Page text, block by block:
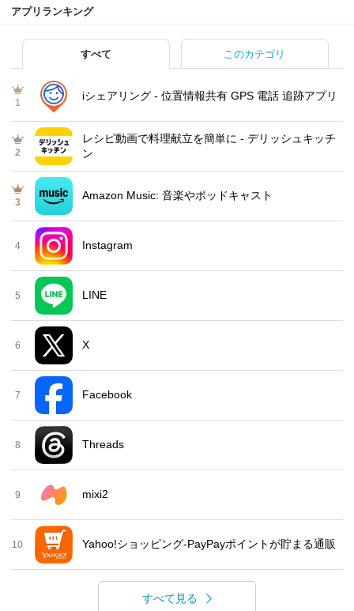
アプリランキング
すべて このカテゴリ
1
iシェアリング - 位置情報共有 GPS 電話 追跡アプリ
2
レシピ動画で料理献立を簡単‪に - デリッシュキッチ
ン
3
Amazon Music: 音楽やポッドキャスト
4 Instagram
5 LINE
6 X
7 Facebook
8 Threads
9 mixi2
10 Yahoo!ショッピング-PayPayポイントが貯まる通販
すべて見る